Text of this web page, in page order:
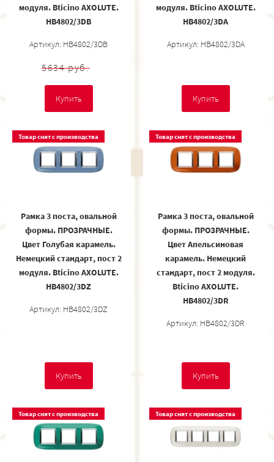
модуля. Bticino AXOLUTE.
HB4802/3DB
Артикул: HB4802/3DB
5634 руб.
Купить
модуля. Bticino AXOLUTE.
HB4802/3DA
Артикул: HB4802/3DA
Купить
Товар снят с производства
Рамка 3 поста, овальной
формы. ПРОЗРАЧНЫЕ.
Цвет Голубая карамель.
Немецкий стандарт, пост 2
модуля. Bticino AXOLUTE.
HB4802/3DZ
Артикул: HB4802/3DZ
Купить
Товар снят с производства
Рамка 3 поста, овальной
формы. ПРОЗРАЧНЫЕ.
Цвет Апельсиновая
карамель. Немецкий
стандарт, пост 2 модуля.
Bticino AXOLUTE.
HB4802/3DR
Артикул: HB4802/3DR
Купить
Товар снят с производства Товар снят с производства